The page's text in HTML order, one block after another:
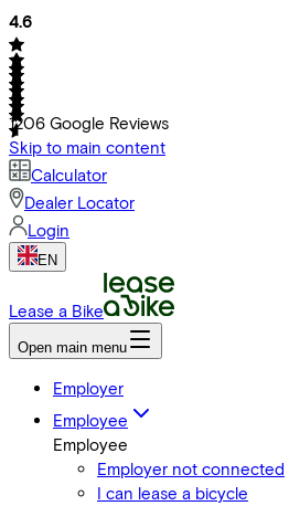
4.6
1206 Google Reviews
Skip to main content
Calculator
Dealer Locator
Login
EN
Lease a Bike
Open main menu
Employer
Employee
Employee
Employer not connected
I can lease a bicycle